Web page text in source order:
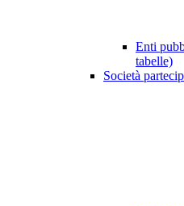
Enti
tabelle)
Società